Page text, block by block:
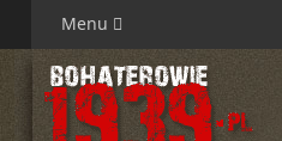
Menu